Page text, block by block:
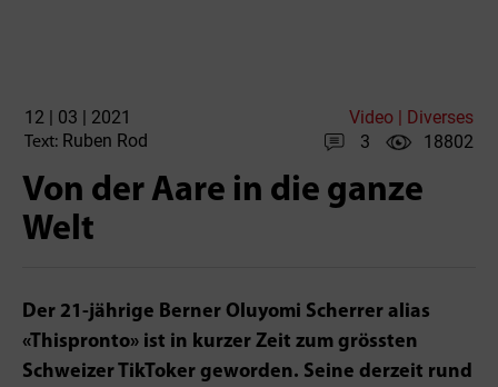
12 | 03 | 2021 Video | Diverses
Text: Ruben Rod 3 18802
Von der Aare in die ganze
Welt
Der 21-jährige Berner Oluyomi Scherrer alias
«Thispronto» ist in kurzer Zeit zum grös­sten
Schweizer TikToker geworden. Seine derzeit rund